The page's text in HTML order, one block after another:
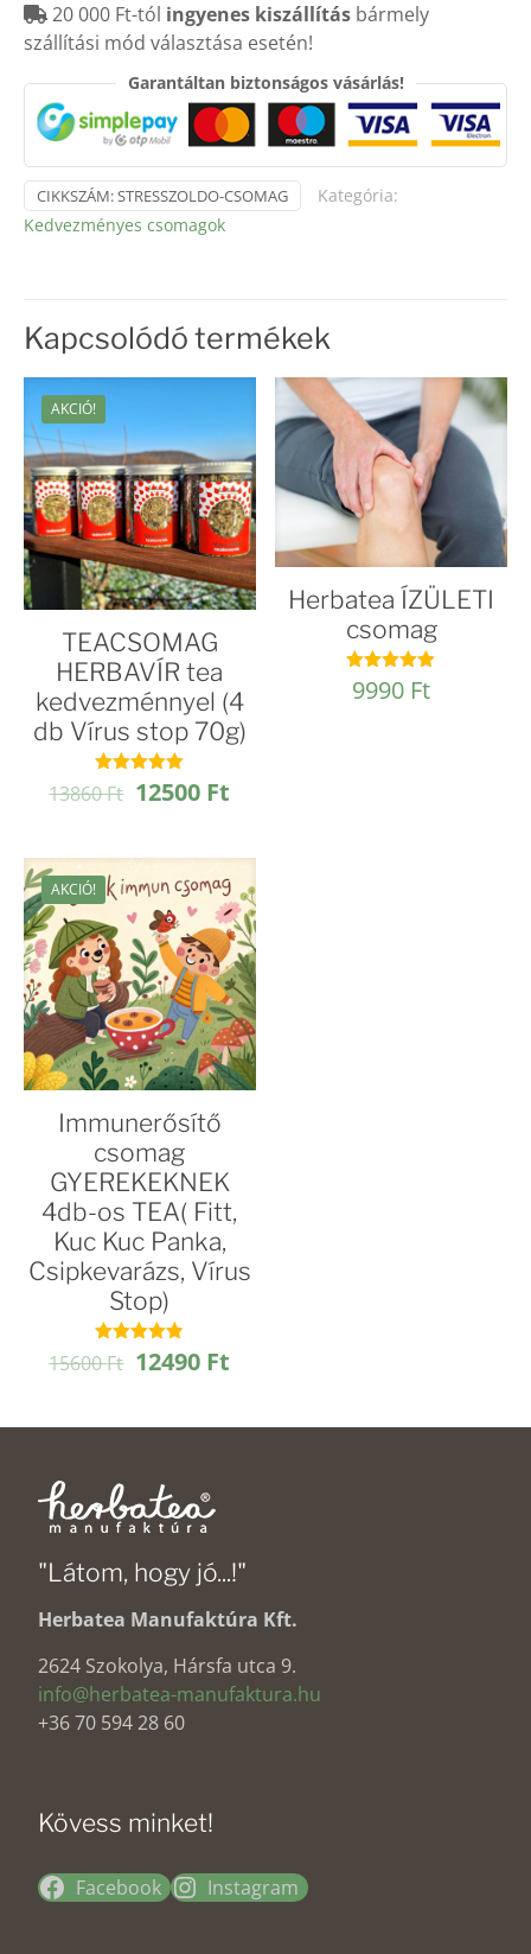
(
citromfű
500ml,
Ma
jól
vagyok
50g,
70g,
Jókedv
tea
50g)
mennyiség
20 000 Ft-tól ingyenes kiszállítás bármely
szállítási mód választása esetén!
Garantáltan biztonságos vásárlás!
CIKKSZÁM:STRESSZOLDO-CSOMAG
Kategória:
Kedvezményes csomagok
Kapcsolódó termékek
AKCIÓ!
TEACSOMAG
HERBAVÍR tea
kedvezménnyel (4
db Vírus stop 70g)
Értékelés:
5.00
13860Ft Original
13860 Ft.
12500 Ft
12500 Ft.
Herbatea ÍZÜLETI
csomag
Értékelés:
4.89
9990 Ft
AKCIÓ!
Immunerősítő
csomag
GYEREKEKNEK
4db-os TEA( Fitt,
Kuc Kuc Panka,
Csipkevarázs, Vírus
Stop)
Értékelés:
4.81
15600Ft Original
12490 Ft
"Látom, hogy jó...!"
Herbatea Manufaktúra Kft.
2624 Szokolya, Hársfa utca 9.
info@herbatea-manufaktura.hu
+36 70 594 28 60
Kövess minket!
Facebook Instagram